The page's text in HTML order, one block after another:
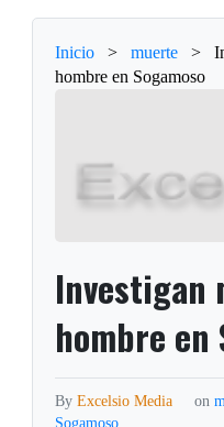
Inicio > muerte >
hombre en Sogamoso
Investigan
hombre en
ByExcelsio Media on
Sogamoso